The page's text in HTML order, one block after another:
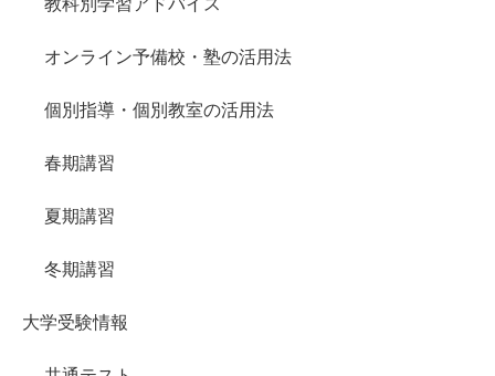
教科別学習アドバイス
オンライン予備校・塾の活用法
個別指導・個別教室の活用法
春期講習
夏期講習
冬期講習
大学受験情報